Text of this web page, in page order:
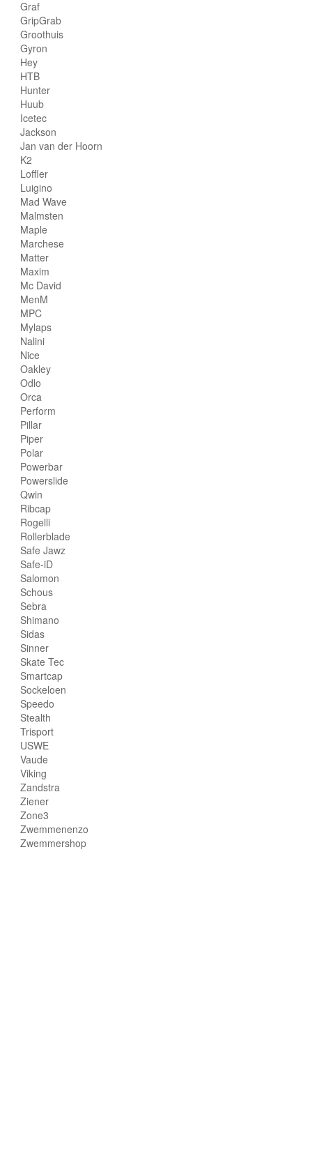
Graf
GripGrab
Groothuis
Gyron
Hey
HTB
Hunter
Huub
Icetec
Jackson
Jan van der Hoorn
K2
Loffler
Luigino
Mad Wave
Malmsten
Maple
Marchese
Matter
Maxim
Mc David
MenM
MPC
Mylaps
Nalini
Nice
Oakley
Odlo
Orca
Perform
Pillar
Piper
Polar
Powerbar
Powerslide
Qwin
Ribcap
Rogelli
Rollerblade
Safe Jawz
Safe-iD
Salomon
Schous
Sebra
Shimano
Sidas
Sinner
Skate Tec
Smartcap
Sockeloen
Speedo
Stealth
Trisport
USWE
Vaude
Viking
Zandstra
Ziener
Zone3
Zwemmenenzo
Zwemmershop